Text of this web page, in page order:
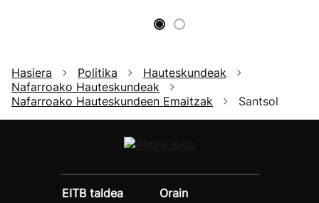
Hasiera Politika
Hauteskundeak
Nafarroako Hauteskundeak
Nafarroako Hauteskundeen Emaitzak
Santsol
EITB taldea
Orain